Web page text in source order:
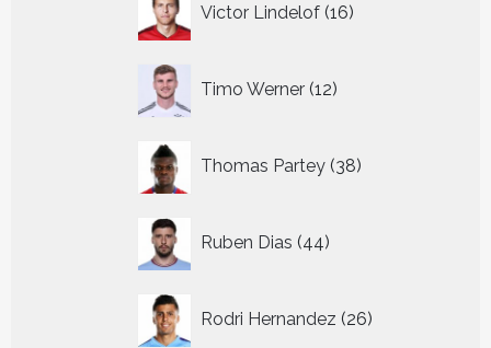
Victor Lindelof 16
producten
Timo Werner 12
producten
Thomas Partey 38
producten
Ruben Dias 44
producten
Rodri Hernandez 26
producten